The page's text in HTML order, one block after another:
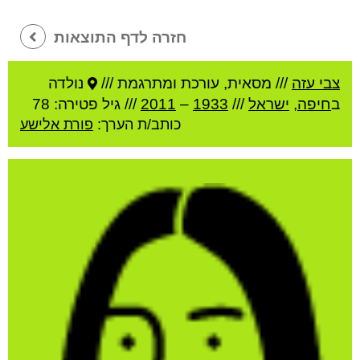
חזרה לדף התוצאות
צבי עזה /// מסאית, עורכת ומתרגמת ///
נולדה
בחיפה, ישראל///
1933
–
2011 /// גיל פטירה: 78
כותב/ת הערך: פורת אלישע